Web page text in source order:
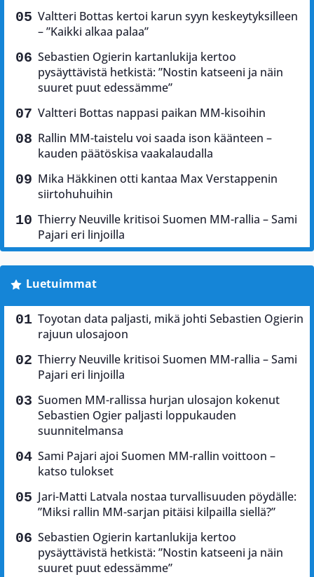
Valtteri Bottas kertoi karun syyn keskeytyksilleen
– ”Kaikki alkaa palaa”
Sebastien Ogierin kartanlukija kertoo
pysäyttävistä hetkistä: ”Nostin katseeni ja näin
suuret puut edessämme”
Valtteri Bottas nappasi paikan MM-kisoihin
Rallin MM-taistelu voi saada ison käänteen –
kauden päätöskisa vaakalaudalla
Mika Häkkinen otti kantaa Max Verstappenin
siirtohuhuihin
Thierry Neuville kritisoi Suomen MM-rallia – Sami
Pajari eri linjoilla
Luetuimmat
Toyotan data paljasti, mikä johti Sebastien Ogierin
rajuun ulosajoon
Thierry Neuville kritisoi Suomen MM-rallia – Sami
Pajari eri linjoilla
Suomen MM-rallissa hurjan ulosajon kokenut
Sebastien Ogier paljasti loppukauden
suunnitelmansa
Sami Pajari ajoi Suomen MM-rallin voittoon –
katso tulokset
Jari-Matti Latvala nostaa turvallisuuden pöydälle:
”Miksi rallin MM-sarjan pitäisi kilpailla siellä?”
Sebastien Ogierin kartanlukija kertoo
pysäyttävistä hetkistä: ”Nostin katseeni ja näin
suuret puut edessämme”